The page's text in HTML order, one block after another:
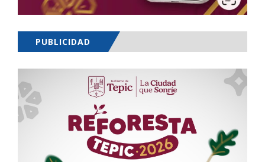
PUBLICIDAD